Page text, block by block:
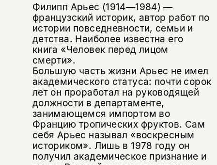
Филипп Арьес (1914—1984) —
французский историк, автор работ по
истории повседневности, семьи и
детства. Наиболее известна его
книга «Человек перед лицом
смерти».
Большую часть жизни Арьес не имел
академического статуса: почти сорок
лет он проработал на руководящей
должности в департаменте,
занимающемся импортом во
Францию тропических фруктов. Сам
себя Арьес называл «воскресным
историком». Лишь в 1978 году он
получил академическое признание и